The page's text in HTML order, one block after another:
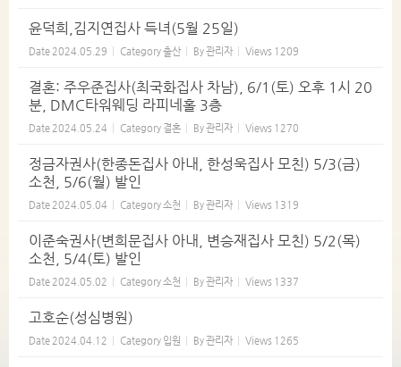
윤덕희,김지연집사 득녀(5월 25일)
Date 2024.05.29 Category출산 By관리자 Views 1209
결혼: 주우준집사(최국화집사 차남), 6/1(토) 오후 1시 20
분, DMC타워웨딩 라피네홀 3층
Date 2024.05.24 Category 결혼 By관리자 Views 1270
정금자권사(한종돈집사 아내, 한성욱집사 모친) 5/3(금)
소천, 5/6(월) 발인
Date 2024.05.04 Category소천 By관리자 Views 1319
이준숙권사(변희문집사 아내, 변승재집사 모친) 5/2(목)
소천, 5/4(토) 발인
Date 2024.05.02 Category소천 By관리자 Views 1337
고호순(성심병원)
Date 2024.04.12 Category 입원 By관리자 Views 1265